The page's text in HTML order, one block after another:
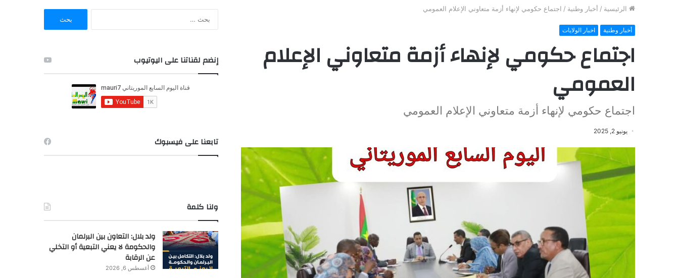
الرئيسية / أخبار وطنية / اجتماع حكومي لإنهاء أزمة متعاوني الإعلام العمومي
أخبار وطنية اخبار الولايات
اجتماع حكومي لإنهاء أزمة متعاوني الإعلام
العمومي
اجتماع حكومي لإنهاء أزمة متعاوني الإعلام العمومي
يونيو 2, 2025
:
إنضم لقناتنا على اليوتيوب
تابعنا على فيسبوك
ولنا كلمة
ولد بلال: التعاون بين البرلمان
والحكومة لا يعني التبعية أو التخلي
عن الرقابة
أغسطس 6, 2026